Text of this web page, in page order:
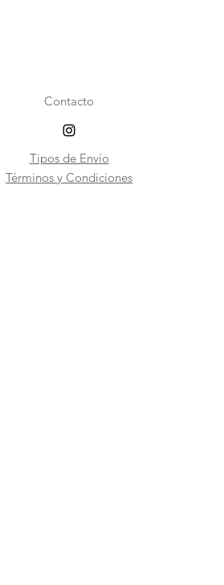
Contacto
Tipos de Envío
​Términos y Condiciones